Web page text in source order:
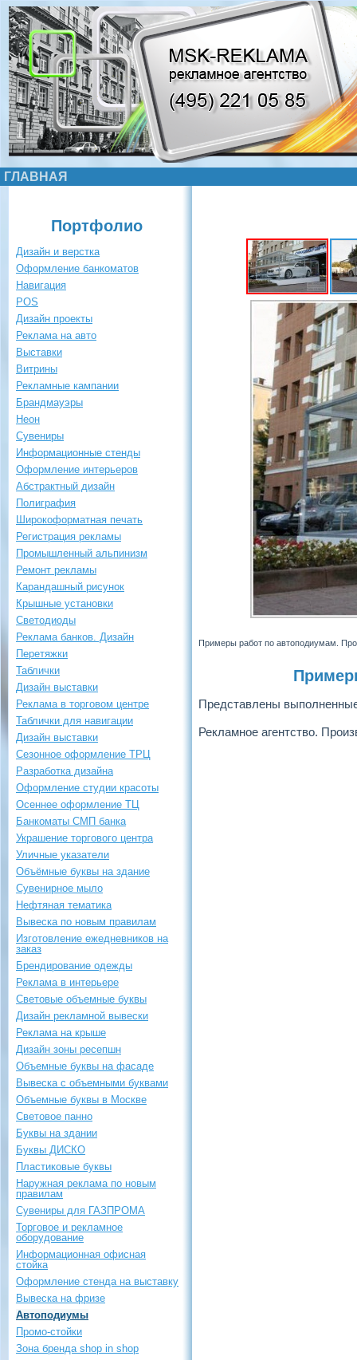
ГЛАВНАЯ
Портфолио
Дизайн и верстка
Оформление банкоматов
Навигация
POS
Дизайн проекты
Реклама на авто
Выставки
Витрины
Рекламные кампании
Брандмауэры
Неон
Сувениры
Информационные стенды
Оформление интерьеров
Абстрактный дизайн
Полиграфия
Широкоформатная печать
Регистрация рекламы
Промышленный альпинизм
Ремонт рекламы
Карандашный рисунок
Крышные установки
Светодиоды
Реклама банков. Дизайн
Перетяжки
Таблички
Дизайн выставки
Реклама в торговом центре
Таблички для навигации
Дизайн выставки
Сезонное оформление ТРЦ
Разработка дизайна
Оформление студии красоты
Осеннее оформление ТЦ
Банкоматы СМП банка
Украшение торгового центра
Уличные указатели
Объёмные буквы на здание
Сувенирное мыло
Нефтяная тематика
Вывеска по новым правилам
Изготовление ежедневников на
заказ
Брендирование одежды
Реклама в интерьере
Световые объемные буквы
Дизайн рекламной вывески
Реклама на крыше
Дизайн зоны ресепшн
Объемные буквы на фасаде
Вывеска с объемными буквами
Объемные буквы в Москве
Световое панно
Буквы на здании
Буквы ДИСКО
Пластиковые буквы
Наружная реклама по новым
правилам
Сувениры для ГАЗПРОМА
Торговое и рекламное
оборудование
Информационная офисная
стойка
Оформление стенда на выставку
Вывеска на фризе
Автоподиумы
Промо-стойки
Зона бренда shop in shop
Примеры работ по автоподиумам.
Представлены
Рекламное агентство.